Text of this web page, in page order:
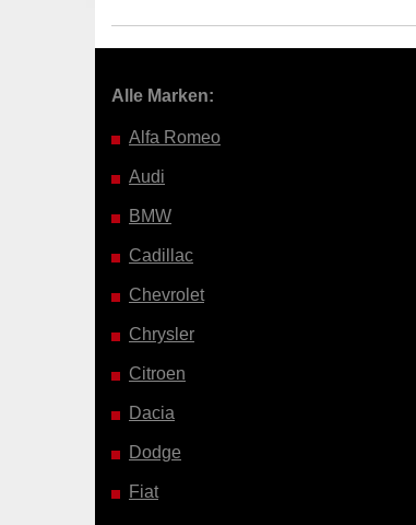
Alle Marken:
Alfa Romeo
Audi
BMW
Cadillac
Chevrolet
Chrysler
Citroen
Dacia
Dodge
Fiat